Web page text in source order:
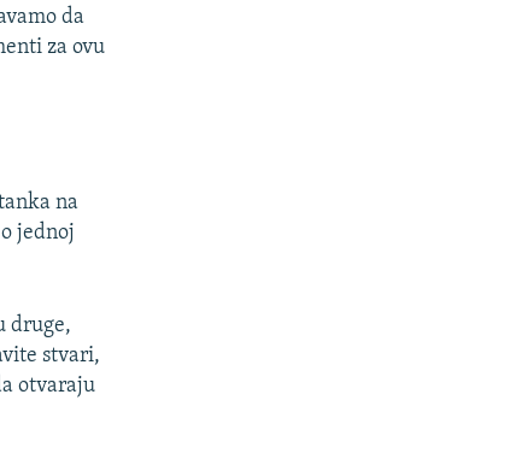
da
za ovu
na
jednoj
druge,
stvari,
otvaraju